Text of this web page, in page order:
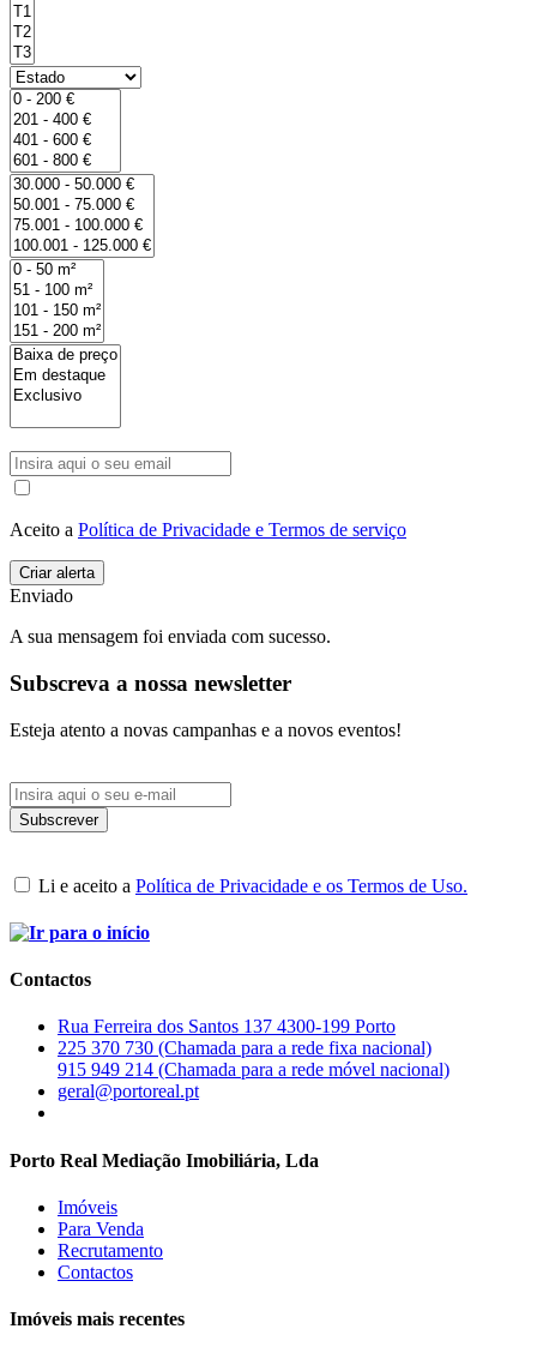
Aceito a Política de Privacidade e Termos de serviço
Enviado
A sua mensagem foi enviada com sucesso.
Subscreva a nossa newsletter
Esteja atento a novas campanhas e a novos eventos!
Li e aceito a Política de Privacidade e os Termos de Uso.
Contactos
Rua Ferreira dos Santos 137 4300-199 Porto
225 370 730 (Chamada para a rede fixa nacional)
915 949 214 (Chamada para a rede móvel nacional)
geral@portoreal.pt
Porto Real Mediação Imobiliária, Lda
Imóveis
Para Venda
Recrutamento
Contactos
Imóveis mais recentes